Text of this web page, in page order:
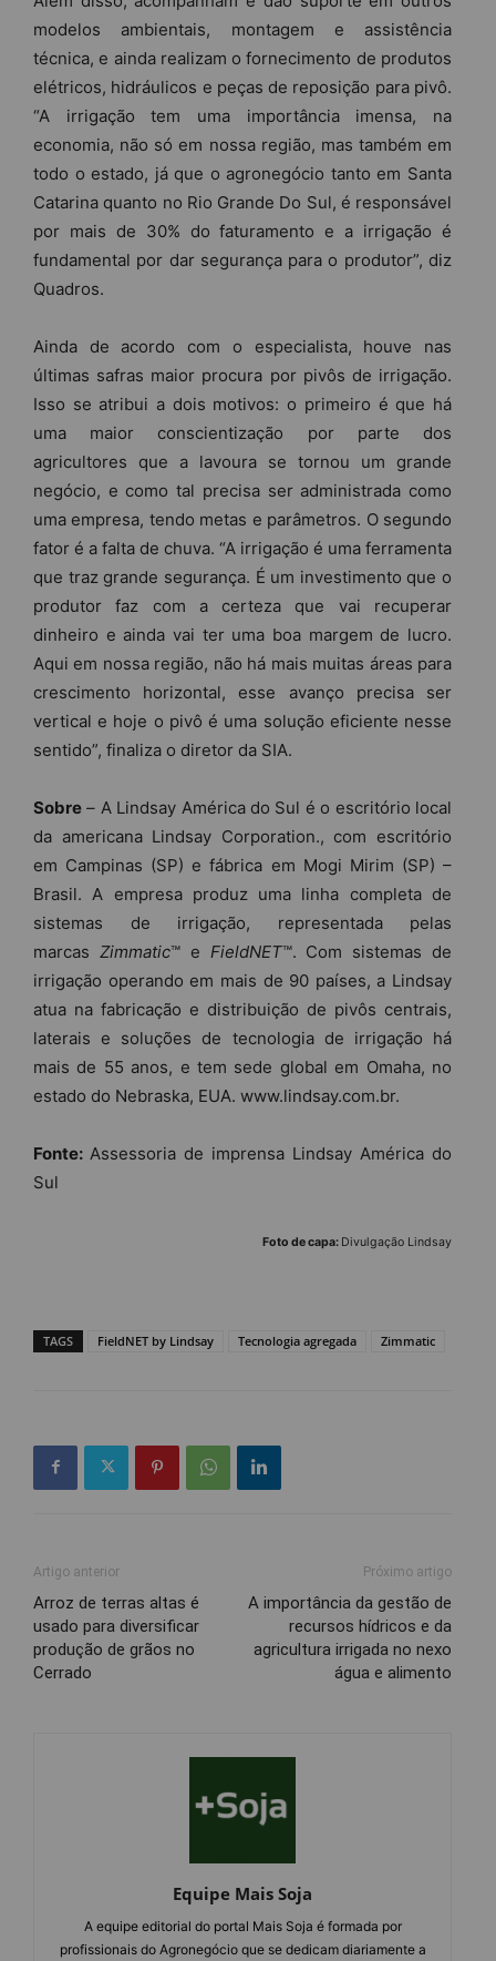
modelos ambientais, montagem e assistência
técnica, e ainda realizam o fornecimento de produtos
elétricos, hidráulicos e peças de reposição para pivô.
“A irrigação tem uma importância imensa, na
economia, não só em nossa região, mas também em
todo o estado, já que o agronegócio tanto em Santa
Catarina quanto no Rio Grande Do Sul, é responsável
por mais de 30% do faturamento e a irrigação é
fundamental por dar segurança para o produtor”, diz
Quadros.
Ainda de acordo com o especialista, houve nas
últimas safras maior procura por pivôs de irrigação.
Isso se atribui a dois motivos: o primeiro é que há
uma maior conscientização por parte dos
agricultores que a lavoura se tornou um grande
negócio, e como tal precisa ser administrada como
uma empresa, tendo metas e parâmetros. O segundo
fator é a falta de chuva. “A irrigação é uma ferramenta
que traz grande segurança. É um investimento que o
produtor faz com a certeza que vai recuperar
dinheiro e ainda vai ter uma boa margem de lucro.
Aqui em nossa região, não há mais muitas áreas para
crescimento horizontal, esse avanço precisa ser
vertical e hoje o pivô é uma solução eficiente nesse
sentido”, finaliza o diretor da SIA.
Sobre – A Lindsay América do Sul é o escritório local
da americana Lindsay Corporation., com escritório
em Campinas (SP) e fábrica em Mogi Mirim (SP) –
Brasil. A empresa produz uma linha completa de
sistemas de irrigação, representada pelas
marcas Zimmatic™ e FieldNET™. Com sistemas de
irrigação operando em mais de 90 países, a Lindsay
atua na fabricação e distribuição de pivôs centrais,
laterais e soluções de tecnologia de irrigação há
mais de 55 anos, e tem sede global em Omaha, no
estado do Nebraska, EUA. www.lindsay.com.br.
Fonte: Assessoria de imprensa Lindsay América do
Sul
Foto de capa: Divulgação Lindsay
TAGS FieldNET by Lindsay Tecnologia agregada Zimmatic
Artigo anterior
Arroz de terras altas é
usado para diversificar
produção de grãos no
Cerrado
Próximo artigo
A importância da gestão de
recursos hídricos e da
agricultura irrigada no nexo
água e alimento
Equipe Mais Soja
A equipe editorial do portal Mais Soja é formada por
profissionais do Agronegócio que se dedicam diariamente a